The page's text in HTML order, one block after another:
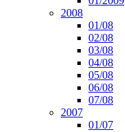
2008
01/08
02/08
03/08
04/08
05/08
06/08
07/08
2007
01/07